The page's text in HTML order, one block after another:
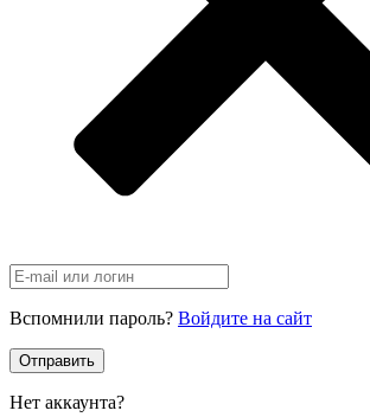
Вспомнили пароль? Войдите на сайт
Отправить
Нет аккаунта?